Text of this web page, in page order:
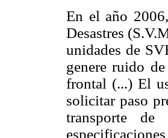
En el año
Desastres
unidades de
genere ruido
frontal (...) El
solicitar paso
transporte